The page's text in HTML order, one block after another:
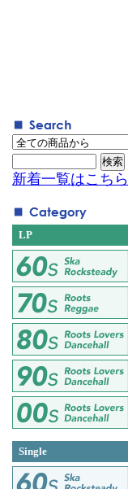
新着一覧はこちら
LP
Single